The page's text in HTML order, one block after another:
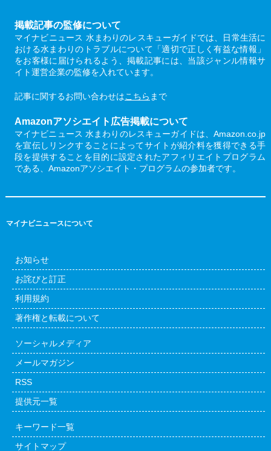
掲載記事の監修について
マイナビニュース 水まわりのレスキューガイドでは、日常生活に
おける水まわりのトラブルについて「適切で正しく有益な情報」
をお客様に届けられるよう、掲載記事には、当該ジャンル情報サ
イト運営企業の監修を入れています。
記事に関するお問い合わせはこちら まで
Amazonアソシエイト広告掲載について
マイナビニュース 水まわりのレスキューガイドは、Amazon.co.jp
を宣伝しリンクすることによってサイトが紹介料を獲得できる手
段を提供することを目的に設定されたアフィリエイトプログラム
である、Amazonアソシエイト・プログラムの参加者です。
マイナビニュースについて
お知らせ
お詫びと訂正
利用規約
著作権と転載について
ソーシャルメディア
メールマガジン
RSS
提供元一覧
キーワード一覧
サイトマップ